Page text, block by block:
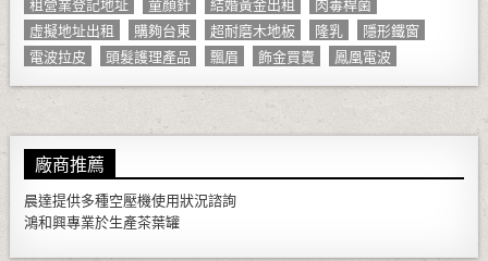
虛擬地址出租
購夠台東 超耐磨木地板 隆乳
隱形鐵窗
電波拉皮
頭髮護理產品 飄眉 飾金買賣 鳳凰電波
廠商推薦
晨達提供多種空壓機使用狀況諮詢
鴻和興專業於生產茶葉罐